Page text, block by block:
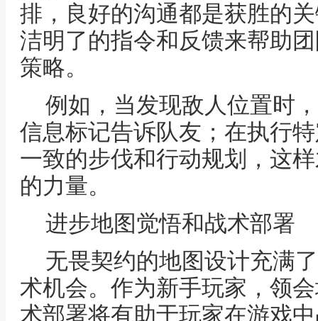
排，良好的沟通都是获胜的
洁明了的指令和反馈来帮助
策略。
例如，当发现敌人位置时
信息标记告诉队友；在执行
一致的步伐和行动规划，这
的力量。
进步地图觉悟和战术部署
无畏契约的地图设计充满
术机会。作为新手玩家，领
术部署将有助于玩家在游戏